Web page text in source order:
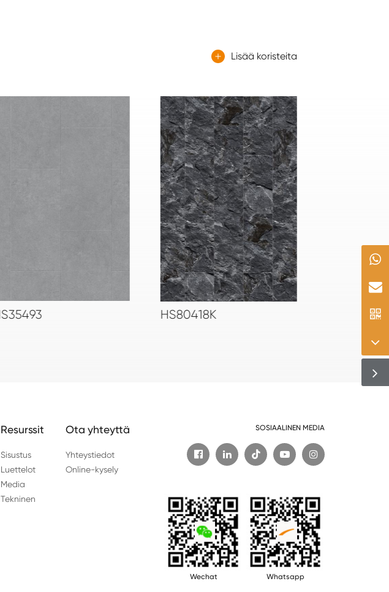
Lisää koristeita
HS80418K HS984132K
Resurssit
Sisustus
Luettelot
Media
Tekninen
Ota yhteyttä
Yhteystiedot
Online-kysely
SOSIAALINEN MEDIA

Wechat Whatsapp